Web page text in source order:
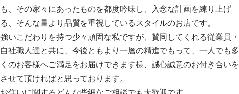
も、その家々にあったものを都度吟味し、入念な計画を練り上げ
る、そんな量より品質を重視しているスタイルのお店です。
強いこだわりを持つ少々頑固な私ですが、賛同してくれる従業員・
自社職人達と共に、今後ともより一層の精進でもって、一人でも多
くのお客様へご満足をお届けできます様、誠心誠意のお付き合いを
させて頂ければと思っております。
お住いに関するどんな些細なご相談でも大歓迎です。